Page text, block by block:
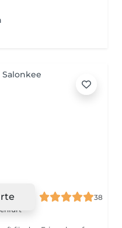
38